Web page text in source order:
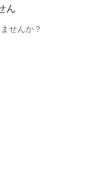
ん
せんか？